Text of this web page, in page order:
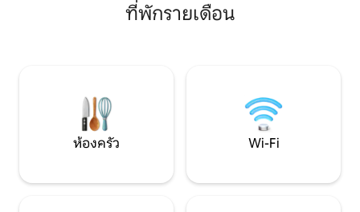
ที่พักรายเดือน
ห้องครัว Wi-Fi